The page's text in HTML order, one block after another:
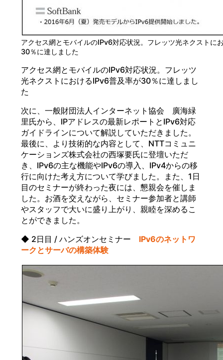
アクセス網とモバイルのIPv6対応状況。フレッツ光ネクストに
30％に達しました
アクセス網とモバイルのIPv6対応状況。フレッツ
光ネクストにおけるIPv6普及率が30％に達しまし
た
次に、一般財団法人インターネット協会 廣海緑
里氏から、IPアドレスの最新レポートとIPv6対応
ガイドラインについて解説していただきました。
最後に、より技術的な内容として、NTTコミュニ
ケーションズ株式会社の西塚要氏に登壇いただ
き、IPv6の主な機能やIPv6の導入、IPv4からの移
行に向けた考え方について学びました。また、1日
目のセミナーが終わった夜には、懇親会を催しま
した。お酒を交えながら、セミナー参加者と講師
やスタッフで大いに盛り上がり、親睦を深めるこ
とができました。
◆ 2日目 / ハンズオンセミナー IPv6のネットワ
ークとサーバの構築体験